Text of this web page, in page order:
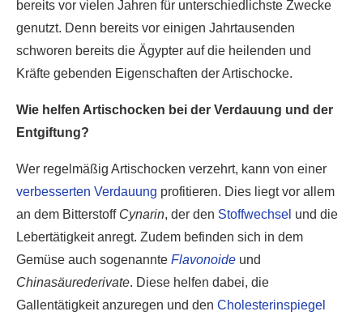
bereits vor vielen Jahren für unterschiedlichste Zwecke
genutzt. Denn bereits vor einigen Jahrtausenden
schworen bereits die Ägypter auf die heilenden und
Kräfte gebenden Eigenschaften der Artischocke.
Wie helfen Artischocken bei der Verdauung und der
Entgiftung?
Wer regelmäßig Artischocken verzehrt, kann von einer
verbesserten Verdauung profitieren. Dies liegt vor allem
an dem Bitterstoff Cynarin, der den Stoffwechsel und die
Lebertätigkeit anregt. Zudem befinden sich in dem
Gemüse auch sogenannte Flavonoide und
Chinasäurederivate. Diese helfen dabei, die
Gallentätigkeit anzuregen und den Cholesterinspiegel